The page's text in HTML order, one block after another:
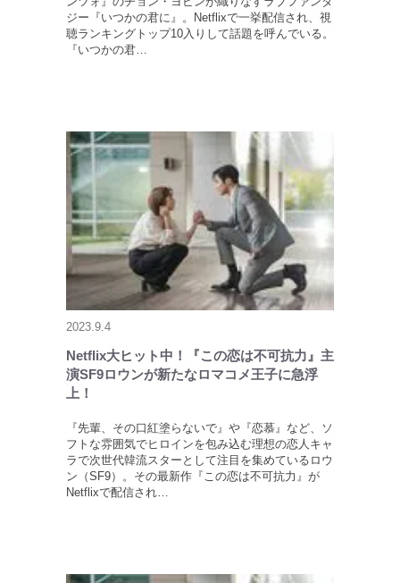
ジー『いつかの君に』。Netflixで一挙配信され、視
聴ランキングトップ10入りして話題を呼んでいる。
『いつかの君…
2023.9.4
Netflix大ヒット中！『この恋は不可抗力』主
演SF9ロウンが新たなロマコメ王子に急浮
上！
『先輩、その口紅塗らないで』や『恋慕』など、ソ
フトな雰囲気でヒロインを包み込む理想の恋人キャ
ラで次世代韓流スターとして注目を集めているロウ
ン（SF9）。その最新作『この恋は不可抗力』が
Netflixで配信され…